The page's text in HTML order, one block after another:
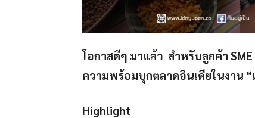
โอกาสดีๆ มาแล้ว สำหรับลูกค้า
ความพร้อมบุกตลาดอินเดียในงาน
Highlight